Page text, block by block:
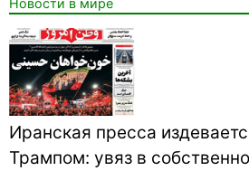
Иранская пресса
Трампом: увяз в